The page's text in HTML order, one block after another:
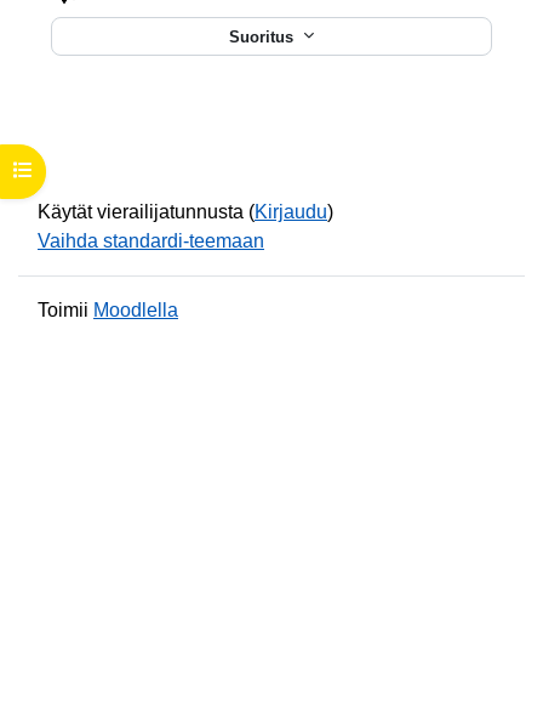
Avaa kurssisisältö
Suoritus
Käytät vierailijatunnusta (Kirjaudu)
Vaihda standardi-teemaan
Toimii Moodlella